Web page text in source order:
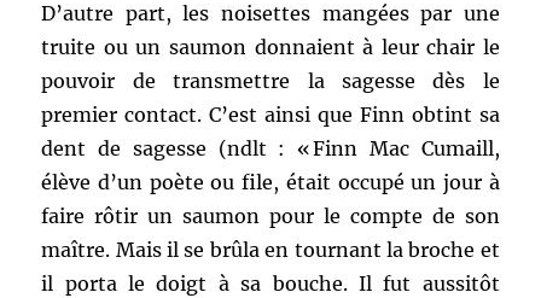
D’autre part, les noisettes mangées par une
truite ou un saumon donnaient à leur chair le
pouvoir de transmettre la sagesse dès le
premier contact. C’est ainsi que Finn obtint sa
dent de sagesse (ndlt : « Finn Mac Cumaill,
élève d’un poète ou file, était occupé un jour à
faire rôtir un saumon pour le compte de son
maître. Mais il se brûla en tournant la broche et
il porta le doigt à sa bouche. Il fut aussitôt